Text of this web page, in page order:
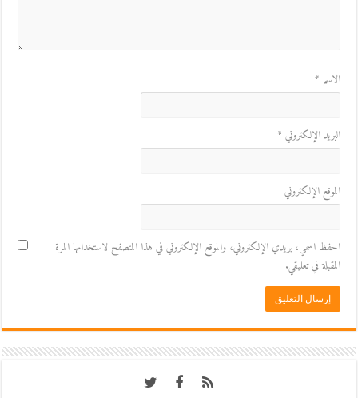
الاسم *
البريد الإلكتروني *
الموقع الإلكتروني
احفظ اسمي، بريدي الإلكتروني، والموقع الإلكتروني في هذا المتصفح لاستخدامها المرة
المقبلة في تعليقي.